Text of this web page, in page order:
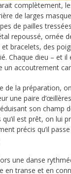
complètement,
de larges
de pailles
repoussé, ornée
et bracelets, des
Chaque dieu – et
un accoutrement
de la préparation,
une paire
son champ
qu’il est prêt, on lui
précis qu’il
une danse
en transe et en